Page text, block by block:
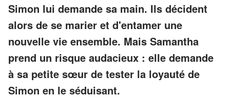
Simon lui demande sa main. Ils décident
alors de se marier et d'entamer une
nouvelle vie ensemble. Mais Samantha
prend un risque audacieux : elle demande
à sa petite sœur de tester la loyauté de
Simon en le séduisant.